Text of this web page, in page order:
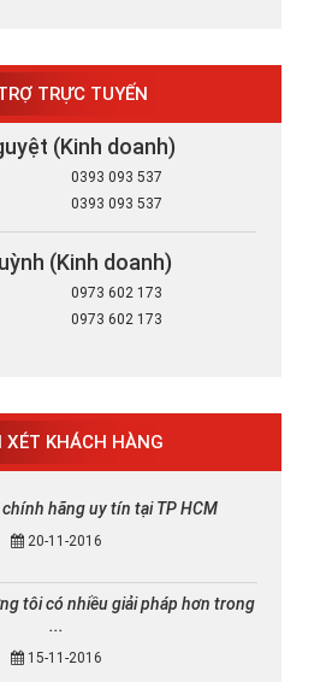
TRỰC TUYẾN
(Kinh doanh)
0393 093 537
0393 093 537
(Kinh doanh)
0973 602 173
0973 602 173
XÉT KHÁCH HÀNG
hãng uy tín tại TP HCM
20-11-2016
tôi có nhiều giải pháp hơn trong
...
15-11-2016